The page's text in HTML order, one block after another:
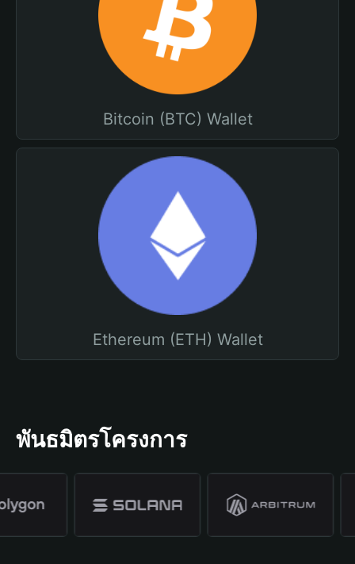
Bitcoin (BTC) Wallet
Ethereum (ETH) Wallet
พันธมิตรโครงการ